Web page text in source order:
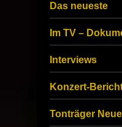
Das neueste
Im TV –
Interviews
Konzert-
Tonträger